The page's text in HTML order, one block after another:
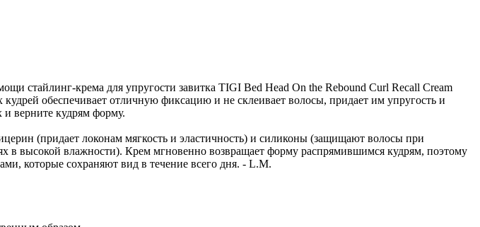
стайлинг-крема для упругости завитка TIGI Bed Head On the Rebound Curl Recall Cream
обеспечивает отличную фиксацию и не склеивает волосы, придает им упругость и
верните кудрям форму.
(придает локонам мягкость и эластичность) и силиконы (защищают волосы при
в высокой влажности). Крем мгновенно возвращает форму распрямившимся кудрям, поэтому
которые сохраняют вид в течение всего дня. - L.M.